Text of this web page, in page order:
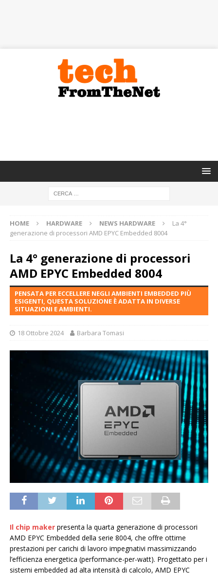
HOME HARDWARE NEWS HARDWARE
La 4°
generazione di processori AMD EPYC Embedded 8004
La 4° generazione di processori
AMD EPYC Embedded 8004
PENSATA PER ECCELLERE NEGLI AMBIENTI EMBEDDED PIÙ
ESIGENTI, QUESTA SOLUZIONE È ADATTA IN DIVERSE
SITUAZIONI E AMBIENTI.
18 Ottobre 2024 Barbara Tomasi
Il chip maker presenta la quarta generazione di processori
AMD EPYC Embedded della serie 8004, che offre ottime
prestazioni per carichi di lavoro impegnativi massimizzando
l’efficienza energetica (performance-per-watt). Progettato per i
sistemi embedded ad alta intensità di calcolo, AMD EPYC